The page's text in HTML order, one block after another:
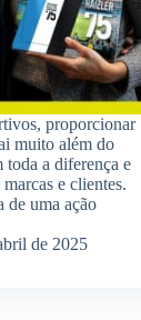
proporcionar
muito além do
toda a diferença e
e clientes.
de uma ação
de 2025